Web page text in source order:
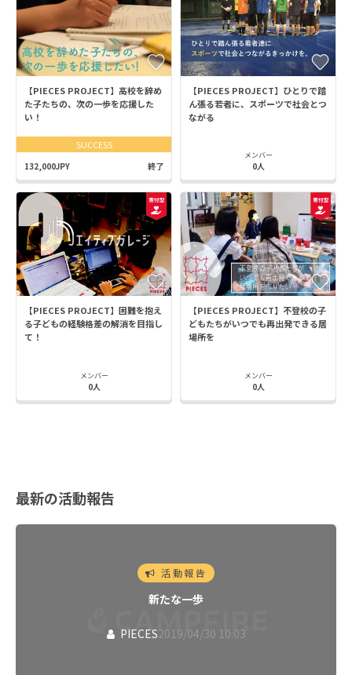
【PIECES PROJECT】高校を辞め
た子たちの、次の一歩を応援した
い！
SUCCESS
132,000JPY 終了
【PIECES PROJECT】ひとりで踏
ん張る若者に、スポーツで社会とつ
ながる
メンバー
0人
【PIECES PROJECT】困難を抱え
る子どもの経験格差の解消を目指し
て！
メンバー
0人
【PIECES PROJECT】不登校の子
どもたちがいつでも再出発できる居
場所を
メンバー
0人
最新の活動報告
活動報告
新たな一歩
PIECES2019/04/30 10:03